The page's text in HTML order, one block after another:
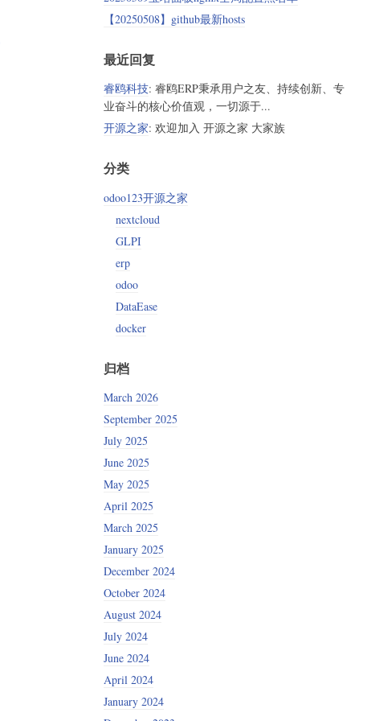
【20250508】github最新hosts
最近回复
睿鸥科技: 睿鸥ERP秉承用户之友、持续创新、专
业奋斗的核心价值观，一切源于...
开源之家: 欢迎加入 开源之家 大家族
分类
odoo123开源之家
nextcloud
GLPI
erp
odoo
DataEase
docker
归档
March 2026
September 2025
July 2025
June 2025
May 2025
April 2025
March 2025
January 2025
December 2024
October 2024
August 2024
July 2024
June 2024
April 2024
January 2024